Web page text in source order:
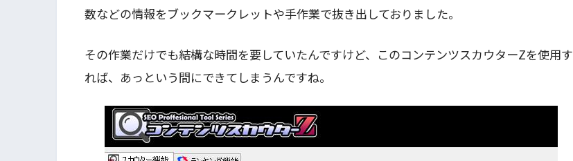
数などの情報をブックマークレットや手作業で抜き出しておりました。
その作業だけでも結構な時間を要していたんですけど、このコンテンツスカウターZを使用す
れば、あっという間にできてしまうんですね。